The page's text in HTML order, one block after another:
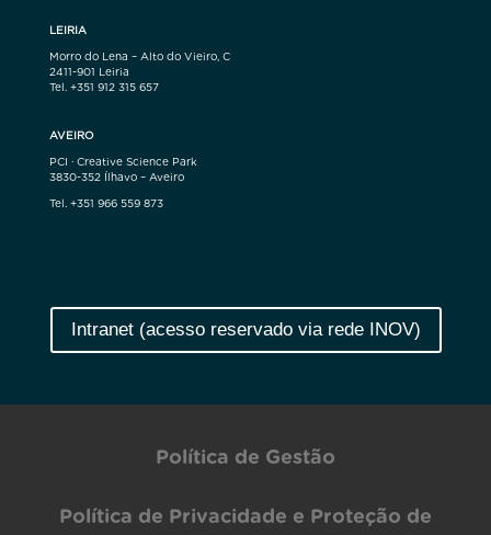
LEIRIA
Morro do Lena – Alto do Vieiro, C
2411-901 Leiria
Tel. +351 912 315 657
AVEIRO
PCI · Creative Science Park
3830-352 Ílhavo – Aveiro
Tel. +351 966 559 873
Intranet (acesso reservado via rede INOV)
Política de Gestão
Política de Privacidade e Proteção de